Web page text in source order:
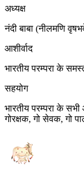
अध्यक्ष
नंदी बाबा (नीलमणि
आशीर्वाद
भारतीय परम्परा के
सहयोग
भारतीय परम्परा के
गोरक्षक, गो सेवक, गो